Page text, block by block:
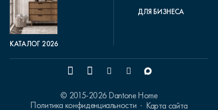
КАТАЛОГ 2026
ДЛЯ БИЗНЕСА
© 2015-2026 Dantone Home
Политика конфиденциальности
Карта сайта